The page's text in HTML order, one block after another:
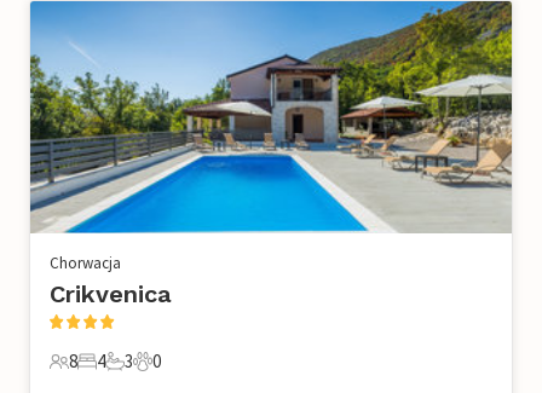
Chorwacja
Crikvenica
8 Goście
8
4 Sypialnie
4
3 Łazienki
3
0 Zwierzęta domowe
0